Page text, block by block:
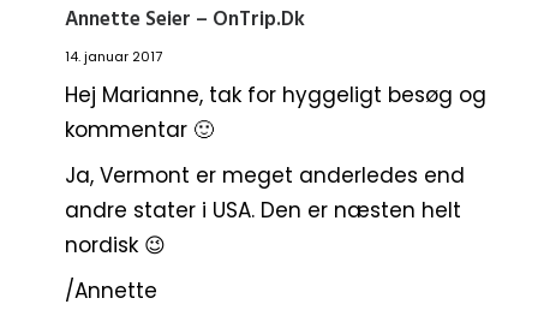
Annette Seier – OnTrip.dk
14. januar 2017
Hej Marianne, tak for hyggeligt besøg og
kommentar 🙂
Ja, Vermont er meget anderledes end
andre stater i USA. Den er næsten helt
nordisk 😉
/Annette